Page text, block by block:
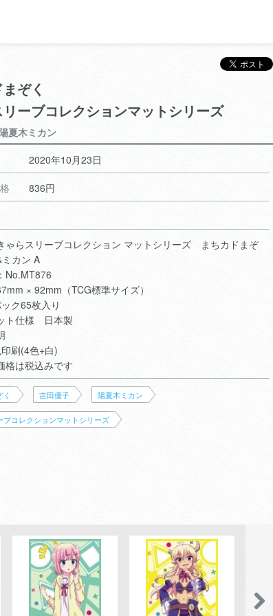
ぞく
リーブコレクションマットシリーズ
夏木ミカン
2020年10月23日
836円
ゃらスリーブコレクション マットシリーズ まちカドまぞ
カン A
No.MT876
× 92mm（TCG標準サイズ）
ク65枚入り
ト仕様 日本製
刷(4色+白)
格は税込みです
吉田優子 陽夏木ミカン
ブコレクションマットシリーズ